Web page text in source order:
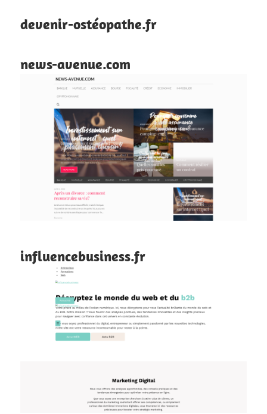
devenir-ostéopathe.fr
news-avenue.com
influencebusiness.fr